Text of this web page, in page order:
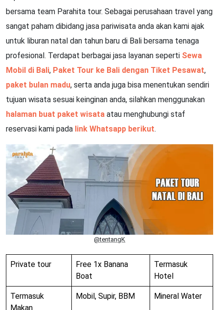
bersama team Parahita tour. Sebagai perusahaan travel yang
sangat paham dibidang jasa pariwisata anda akan kami ajak
untuk liburan natal dan tahun baru di Bali bersama tenaga
profesional. Terdapat berbagai jasa layanan seperti Sewa
Mobil di Bali, Paket Tour ke Bali dengan Tiket Pesawat,
paket bulan madu, serta anda juga bisa menentukan sendiri
tujuan wisata sesuai keinginan anda, silahkan menggunakan
halaman buat paket wisata atau menghubungi staf
reservasi kami pada link Whatsapp berikut.
@tentangK
Private tour
Free 1x Banana
Boat
Termasuk
Hotel
Termasuk
Makan
Mobil, Supir, BBM Mineral Water